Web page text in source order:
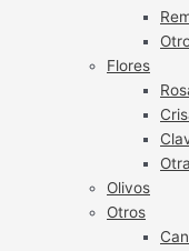
Flores
Olivos
Otros